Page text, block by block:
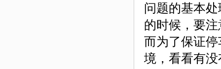
问题的基本
的时候，要
而为了保证
境，看看有